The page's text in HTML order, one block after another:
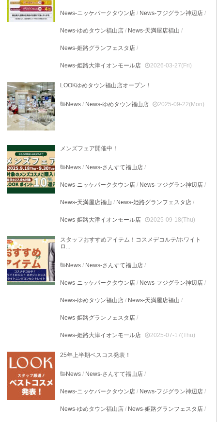
News-ニッケパークタウン店 / News-フジグラン神辺店 /
News-ゆめタウン福山店 / News-天満屋店福山 /
News-姫路グランフェスタ店 /
News-姫路大津イオンモール店 2026-03-27(Fri)
LOOKゆめタウン福山店オープン！
News / News-ゆめタウン福山店 2025-09-22(Mon)
メンズフェア開催中！
News / News-さんすて福山店 /
News-ニッケパークタウン店 / News-フジグラン神辺店 /
News-天満屋店福山 / News-姫路グランフェスタ店 /
News-姫路大津イオンモール店 2025-09-18(Thu)
スタッフおすすめアイテム！コスメデコルテ/ホワイト
ロ...
News / News-さんすて福山店 /
News-ニッケパークタウン店 / News-フジグラン神辺店 /
News-ゆめタウン福山店 / News-天満屋店福山 /
News-姫路グランフェスタ店 /
News-姫路大津イオンモール店 2025-07-17(Thu)
25年上半期ベスコス発表！
News / News-さんすて福山店 /
News-ニッケパークタウン店 / News-フジグラン神辺店 /
News-ゆめタウン福山店 / News-姫路グランフェスタ店 /